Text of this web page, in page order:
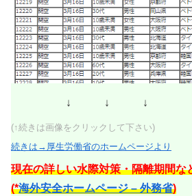
↓ ↓ ↓
(↑続きは画像をクリックして下さい)
続きは→厚生労働省のホームページより
現在の詳しい水際対策・隔離期間な
(*海外安全ホームページ – 外務省)